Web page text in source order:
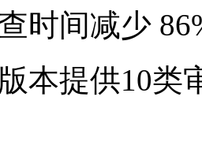
时间减少
本提供10类